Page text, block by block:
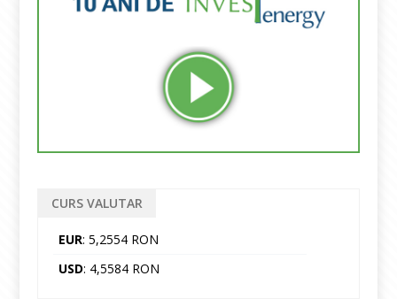
CURS VALUTAR
EUR: 5,2554 RON
USD: 4,5584 RON